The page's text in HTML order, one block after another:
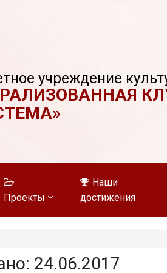
учреждение
Проекты
Наши
достижения
24.06.2017